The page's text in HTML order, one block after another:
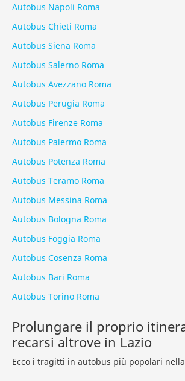
Autobus Napoli Roma
Autobus Chieti Roma
Autobus Siena Roma
Autobus Salerno Roma
Autobus Avezzano Roma
Autobus Perugia Roma
Autobus Firenze Roma
Autobus Palermo Roma
Autobus Potenza Roma
Autobus Teramo Roma
Autobus Messina Roma
Autobus Bologna Roma
Autobus Foggia Roma
Autobus Cosenza Roma
Autobus Bari Roma
Autobus Torino Roma
Prolungare il proprio
recarsi altrove in Lazio
Ecco i tragitti in autobus più popolari